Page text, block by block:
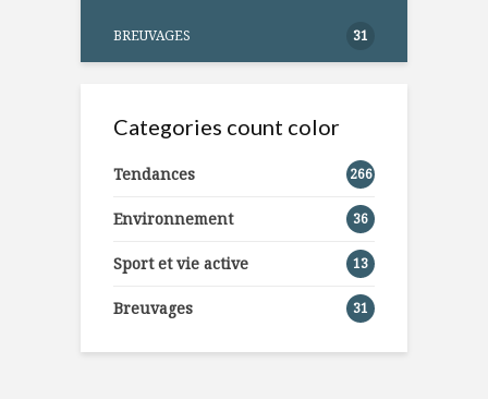
BREUVAGES 31
Categories count color
Tendances 266
Environnement 36
Sport et vie active 13
Breuvages 31